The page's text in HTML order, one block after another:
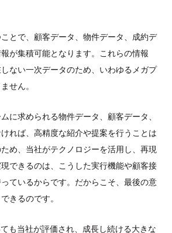
とで、顧客データ、物件データ、成約デ
が集積可能となります。これらの情報
ない一次データのため、いわゆるメガプ
せん。
に求められる物件データ、顧客データ、
れば、高精度な紹介や提案を行うことは
め、当社がテクノロジーを活用し、再現
できるのは、こうした実行機能や顧客接
ているからです。だからこそ、最後の意
きるのです。
も当社が評価され、成長し続ける大きな